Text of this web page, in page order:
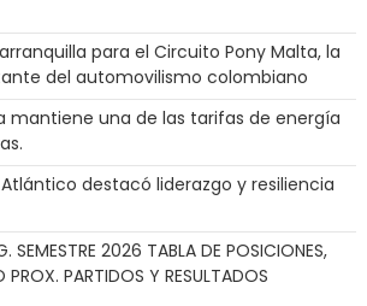
para el Circuito Pony Malta, la
del automovilismo colombiano
mantiene una de las tarifas de energía
destacó liderazgo y resiliencia
SEMESTRE 2026 TABLA DE POSICIONES,
PROX. PARTIDOS Y RESULTADOS